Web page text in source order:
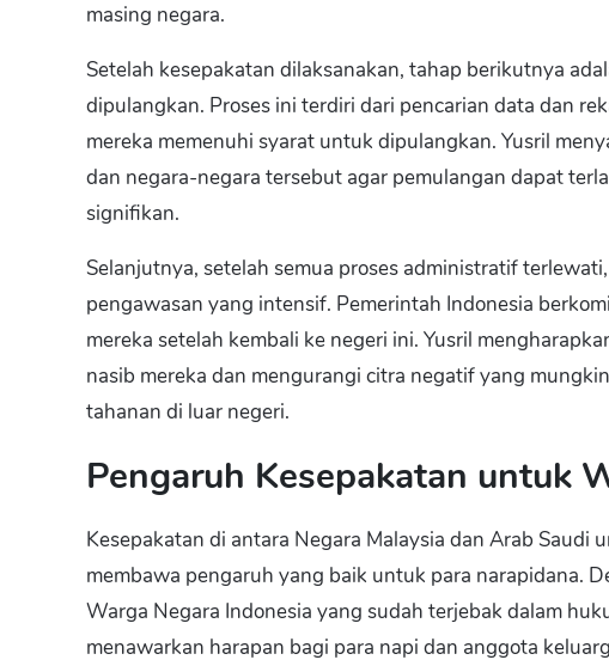
masing negara.
Setelah kesepakatan dilaksanakan, tahap berikutnya
dipulangkan. Proses ini terdiri dari pencarian data dan
mereka memenuhi syarat untuk dipulangkan. Yusril
dan negara-negara tersebut agar pemulangan dapat
signifikan.
Selanjutnya, setelah semua proses administratif
pengawasan yang intensif. Pemerintah Indonesia
mereka setelah kembali ke negeri ini. Yusril
nasib mereka dan mengurangi citra negatif yang
tahanan di luar negeri.
Pengaruh Kesepakatan untuk
Kesepakatan di antara Negara Malaysia dan Arab
membawa pengaruh yang baik untuk para narapidana.
Warga Negara Indonesia yang sudah terjebak dalam
menawarkan harapan bagi para napi dan anggota